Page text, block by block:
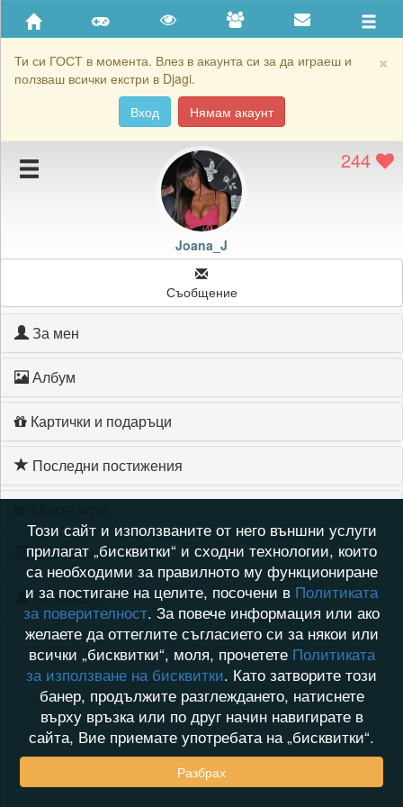
×
Ти си ГОСТ в момента. Влез в акаунта си за да играеш и
ползваш всички екстри в Djagi.
Вход
Нямам акаунт
Приятели
Хронология на игри
Подаръците на Joana_J
Картичките на Joana_J
244
Joana_J
Съобщение
За мен
Албум
Картички и подаръци
Последни постижения
Хронология на игри
Активност
Този сайт и използваните от него външни услуги
прилагат „бисквитки“ и сходни технологии, които
са необходими за правилното му функциониране
и за постигане на целите, посочени в Политиката
за поверителност. За повече информация или ако
желаете да оттеглите съгласието си за някои или
всички „бисквитки“, моля, прочетете Политиката
за използване на бисквитки. Като затворите този
банер, продължите разглеждането, натиснете
върху връзка или по друг начин навигирате в
сайта, Вие приемате употребата на „бисквитки“.
Разбрах